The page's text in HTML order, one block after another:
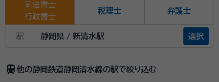
司法書士
行政書士
税理士 弁護士
駅 静岡県 / 新清水駅 選択
train 他の静岡鉄道静岡清水線の駅で絞り込む